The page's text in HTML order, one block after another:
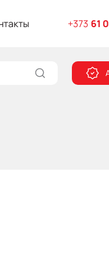
+373 61